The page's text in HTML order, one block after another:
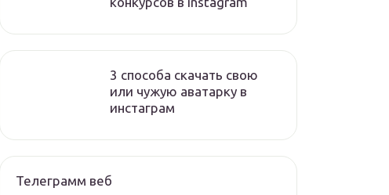
3 способа скачать свою
или чужую аватарку в
инстаграм
Телеграмм веб